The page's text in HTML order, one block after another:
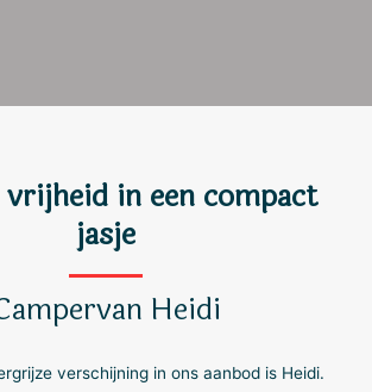
in een compact
jasje
Heidi
verschijning in ons aanbod is Heidi.